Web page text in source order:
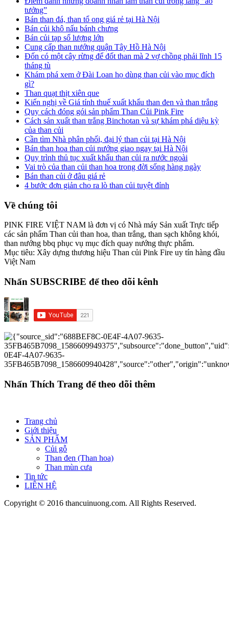
tưởng”
Bán than đá, than tổ ong giá rẻ tại Hà Nội
Bán củi khô nấu bánh chưng
Bán củi tạp số lượng lớn
Cung cấp than nướng quận Tây Hồ Hà Nội
Đốn có một cây rừng để đốt than mà 2 vợ chồng phải lĩnh 15
tháng tù
Khám phá xem ở Đài Loan họ dùng than củi vào mục đích
gì?
Than quạt thịt xiên que
Kiến nghị về Giá tính thuế xuất khẩu than đen và than trắng
Quy cách đóng gói sản phẩm Than Củi Pink Fire
Cách sản xuất than trắng Binchotan và sự khám phá diệu kỳ
của than củi
Cần tìm Nhà phân phối, đại lý than củi tại Hà Nội
Bán than hoa than củi nướng giao ngay tại Hà Nội
Quy trình thủ tục xuất khẩu than củi ra nước ngoài
Vai trò của than củi than hoa trong đời sống hàng ngày
Bán than củi ở đâu giá rẻ
4 bước đơn giản cho ra lò than củi tuyệt đỉnh
Về chúng tôi
PINK FIRE VIỆT NAM là đơn vị có Nhà máy Sản xuất Trực tiếp
các sản phẩm Than củi than hoa, than trắng, than sạch không khói,
than nướng bbq phục vụ mục đích quay nướng thực phẩm.
Mục tiêu: Xây dựng thương hiệu Than củi Pink Fire uy tín hàng đầu
Việt Nam
Nhấn SUBSCRIBE để theo dõi kênh
Nhấn Thích Trang để theo dõi thêm
Trang chủ
Giới thiệu
SẢN PHẨM
Củi gỗ
Than đen (Than hoa)
Than mùn cưa
Tin tức
LIÊN HỆ
Copyright © 2016 thancuinuong.com. All Rights Reserved.